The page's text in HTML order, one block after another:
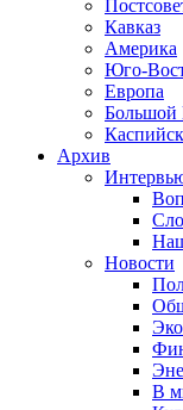
Кавказ
Америка
Юго-
Европа
Большой
Архив
Новости
В